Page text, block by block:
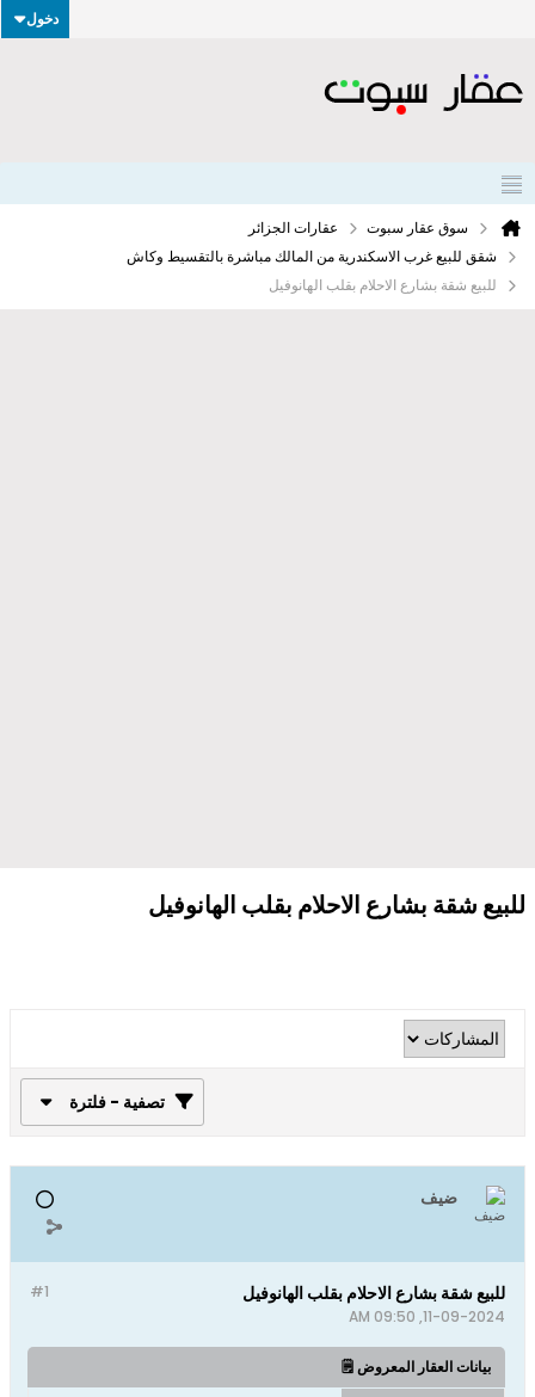
دخول
سوق عقار سبوت
عقارات الجزائر
شقق للبيع غرب الاسكندرية من المالك مباشرة بالتقسيط وكاش
للبيع شقة بشارع الاحلام بقلب الهانوفيل
للبيع شقة بشارع الاحلام بقلب الهانوفيل
تصفية - فلترة
ضيف
#1 للبيع شقة بشارع الاحلام بقلب الهانوفيل
11-09-2024, 09:50 AM
بيانات العقار المعروض 🗒️